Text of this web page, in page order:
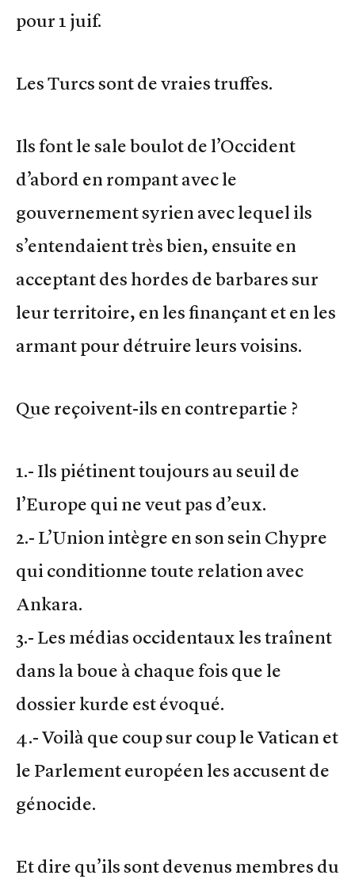
pour 1 juif.
Les Turcs sont de vraies truffes.
Ils font le sale boulot de l’Occident
d’abord en rompant avec le
gouvernement syrien avec lequel ils
s’entendaient très bien, ensuite en
acceptant des hordes de barbares sur
leur territoire, en les finançant et en les
armant pour détruire leurs voisins.
Que reçoivent-ils en contrepartie ?
1.- Ils piétinent toujours au seuil de
l’Europe qui ne veut pas d’eux.
2.- L’Union intègre en son sein Chypre
qui conditionne toute relation avec
Ankara.
3.- Les médias occidentaux les traînent
dans la boue à chaque fois que le
dossier kurde est évoqué.
4.- Voilà que coup sur coup le Vatican et
le Parlement européen les accusent de
génocide.
Et dire qu’ils sont devenus membres du